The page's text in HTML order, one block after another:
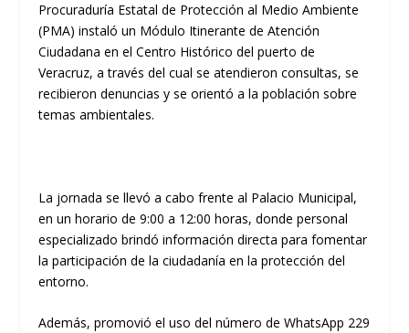
Procuraduría Estatal de Protección al Medio Ambiente
(PMA) instaló un Módulo Itinerante de Atención
Ciudadana en el Centro Histórico del puerto de
Veracruz, a través del cual se atendieron consultas, se
recibieron denuncias y se orientó a la población sobre
temas ambientales.
La jornada se llevó a cabo frente al Palacio Municipal,
en un horario de 9:00 a 12:00 horas, donde personal
especializado brindó información directa para fomentar
la participación de la ciudadanía en la protección del
entorno.
Además, promovió el uso del número de WhatsApp 229